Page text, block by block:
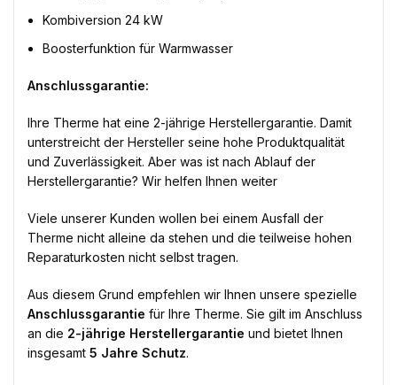
Kombiversion 24 kW
Boosterfunktion für Warmwasser
Anschlussgarantie:
Ihre Therme hat eine 2-jährige Herstellergarantie. Damit
unterstreicht der Hersteller seine hohe Produktqualität
und Zuverlässigkeit. Aber was ist nach Ablauf der
Herstellergarantie? Wir helfen Ihnen weiter
Viele unserer Kunden wollen bei einem Ausfall der
Therme nicht alleine da stehen und die teilweise hohen
Reparaturkosten nicht selbst tragen.
Aus diesem Grund empfehlen wir Ihnen unsere spezielle
Anschlussgarantie für Ihre Therme. Sie gilt im Anschluss
an die 2-jährige Herstellergarantie und bietet Ihnen
insgesamt 5 Jahre Schutz.